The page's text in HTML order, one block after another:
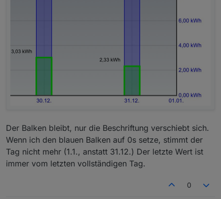
Der Balken bleibt, nur die Beschriftung verschiebt sich.
Wenn ich den blauen Balken auf 0s setze, stimmt der
Tag nicht mehr (1.1., anstatt 31.12.) Der letzte Wert ist
immer vom letzten vollständigen Tag.
0